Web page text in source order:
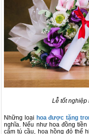
Lễ tốt nghiệp
Những loại hoa được tặng
nghĩa. Nếu như hoa đồng
cẩm tú cầu, hoa hồng đỏ thể